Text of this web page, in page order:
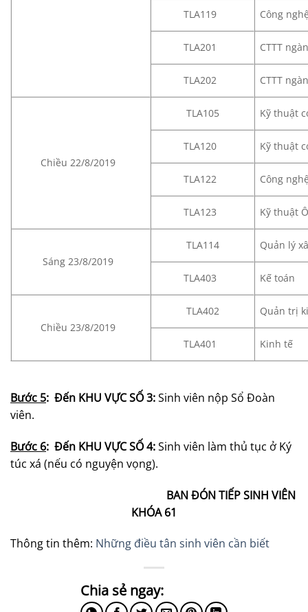
TLA119 Công
TLA201 CTTT
TLA202 CTTT
Chiều 22/8/2019
TLA105 Kỹ thuật
TLA120 Kỹ thuật
TLA122 Công
TLA123 Kỹ thuật
Sáng 23/8/2019
TLA114 Quản lý
TLA403 Kế toán
Chiều 23/8/2019
TLA402 Quản trị
TLA401 Kinh tế
Bước 5: Đến KHU VỰC SỐ 3:Sinh viên nộp Sổ Đoàn
viên.
Bước 6: Đến KHU VỰC SỐ 4:Sinh viên làm thủ tục ở Ký
túc xá (nếu có nguyện vọng).
BAN ĐÓN TIẾP SINH VIÊN
KHÓA 61
Thông tin thêm: Những điều tân sinh viên cần biết